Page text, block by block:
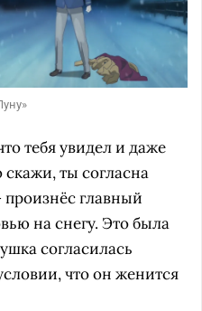
тебя увидел и даже
ты согласна
главный
на снегу. Это была
согласилась
что он женится